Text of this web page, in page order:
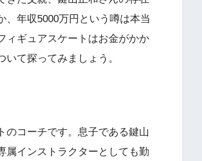
、年収5000万円という噂は本当
ィギュアスケートはお金がかか
て探ってみましょう。
のコーチです。息子である鍵山
属インストラクターとしても勤